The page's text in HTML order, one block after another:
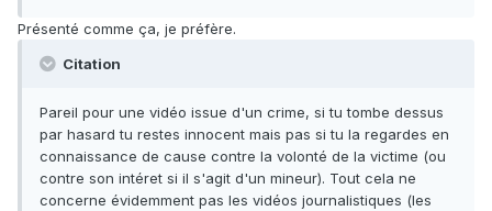
Présenté comme ça, je préfère.
Citation
Pareil pour une vidéo issue d'un crime, si tu tombe dessus
par hasard tu restes innocent mais pas si tu la regardes en
connaissance de cause contre la volonté de la victime (ou
contre son intéret si il s'agit d'un mineur). Tout cela ne
concerne évidemment pas les vidéos journalistiques (les